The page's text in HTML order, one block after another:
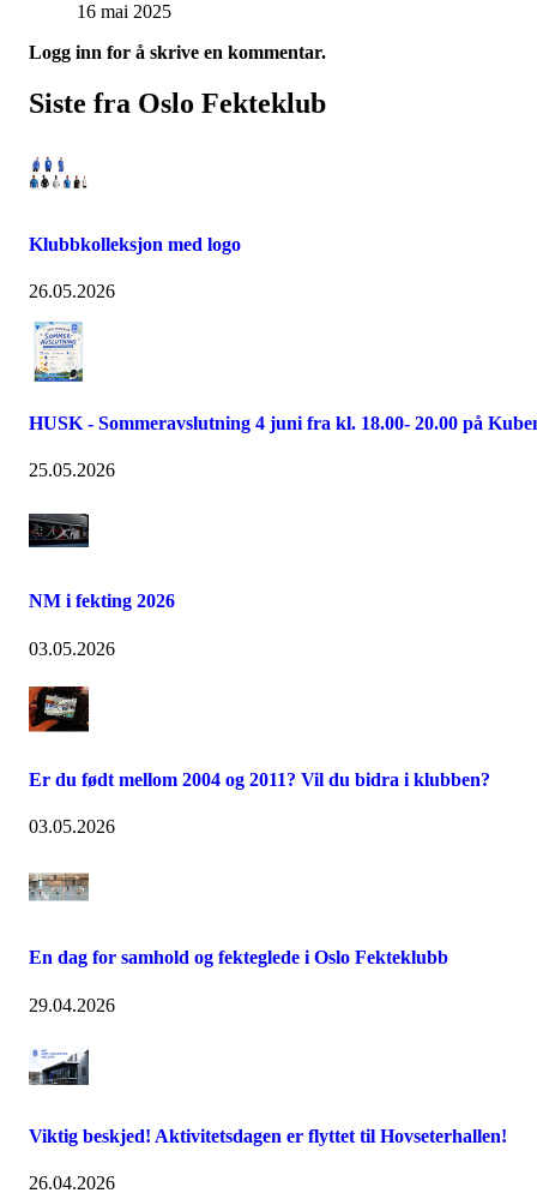
16 mai 2025
Logg inn for å skrive en kommentar.
Siste fra Oslo Fekteklub
Klubbkolleksjon med logo
26.05.2026
HUSK - Sommeravslutning 4 juni fra kl. 18.00- 20.00 på
25.05.2026
NM i fekting 2026
03.05.2026
Er du født mellom 2004 og 2011? Vil du bidra i klubben?
03.05.2026
En dag for samhold og fekteglede i Oslo Fekteklubb
29.04.2026
Viktig beskjed! Aktivitetsdagen er flyttet til Hovseterhallen!
26.04.2026